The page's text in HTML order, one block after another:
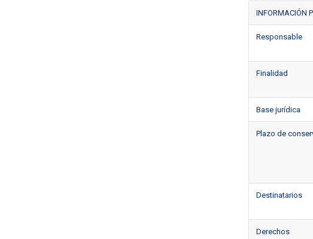
INFORMACIÓN
Responsable
Finalidad
Base jurídica
Plazo de
Destinatarios
Derechos